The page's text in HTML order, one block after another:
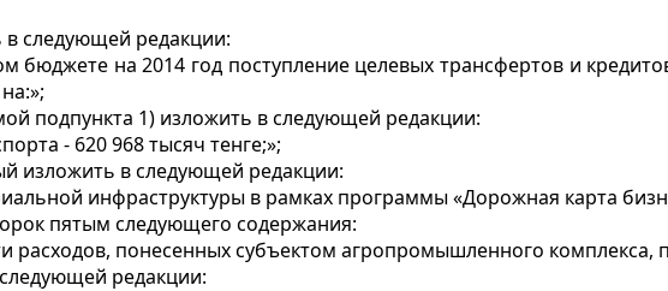
в следующей редакции:
бюджете на 2014 год поступление целевых трансфертов и
подпункта 1) изложить в следующей редакции:
- 620 968 тысяч тенге;»;
изложить в следующей редакции:
инфраструктуры в рамках программы «Дорожная карта
пятым следующего содержания:
расходов, понесенных субъектом агропромышленного комплекса,
редакции: